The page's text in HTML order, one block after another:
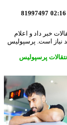
81997497
داد و اعلام
است. پرسپولیس
پرسپولیس